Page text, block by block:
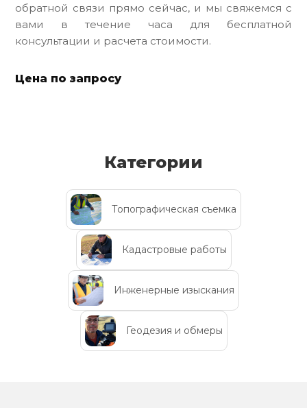
обратной связи прямо сейчас, и мы свяжемся с
вами в течение часа для бесплатной
консультации и расчета стоимости.
Цена по запросу
Категории
Топографическая съемка
Кадастровые работы
Инженерные изыскания
Геодезия и обмеры